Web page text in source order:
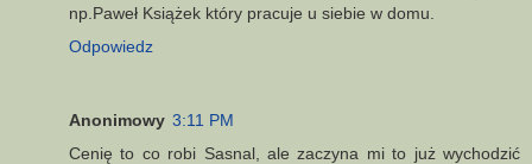
np.Paweł Książek który pracuje u siebie w domu.
Odpowiedz
Anonimowy 3:11 PM
Cenię to co robi Sasnal, ale zaczyna mi to już wychodzić